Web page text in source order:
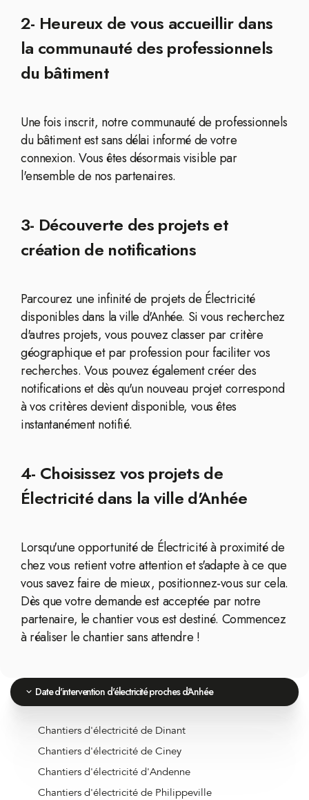
2- Heureux de vous accueillir dans
la communauté des professionnels
du bâtiment
Une fois inscrit, notre communauté de professionnels
du bâtiment est sans délai informé de votre
connexion. Vous êtes désormais visible par
l'ensemble de nos partenaires.
3- Découverte des projets et
création de notifications
Parcourez une infinité de projets de Électricité
disponibles dans la ville d'Anhée. Si vous recherchez
d'autres projets, vous pouvez classer par critère
géographique et par profession pour faciliter vos
recherches. Vous pouvez également créer des
notifications et dès qu'un nouveau projet correspond
à vos critères devient disponible, vous êtes
instantanément notifié.
4- Choisissez vos projets de
Électricité dans la ville d'Anhée
Lorsqu'une opportunité de Électricité à proximité de
chez vous retient votre attention et s'adapte à ce que
vous savez faire de mieux, positionnez-vous sur cela.
Dès que votre demande est acceptée par notre
partenaire, le chantier vous est destiné. Commencez
à réaliser le chantier sans attendre !
Date d'intervention d'électricité proches d'Anhée
Chantiers d'électricité de Dinant
Chantiers d'électricité de Ciney
Chantiers d'électricité d'Andenne
Chantiers d'électricité de Philippeville